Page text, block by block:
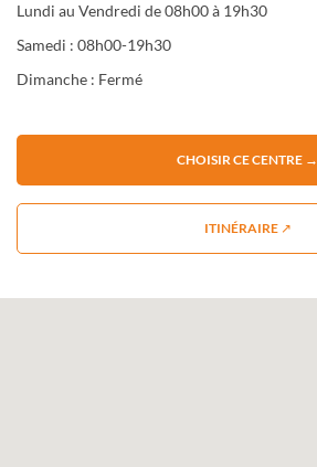
Lundi au Vendredi de 08h00 à 19h30
Samedi : 08h00-19h30
Dimanche : Fermé
CHOISIR CE CENTRE →
ITINÉRAIRE ↗